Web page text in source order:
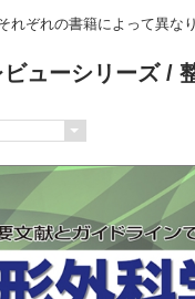
れぞれの書籍によって異なり
ビューシリーズ/